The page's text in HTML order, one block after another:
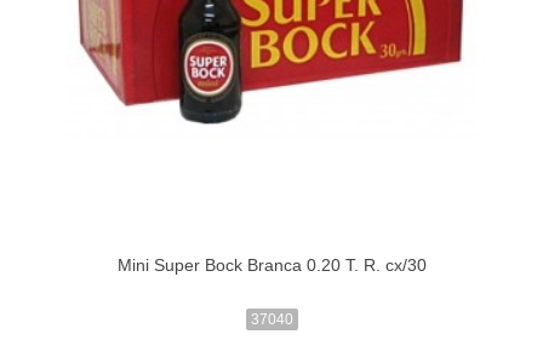
Mini Super Bock Branca 0.20 T. R. cx/30
37040